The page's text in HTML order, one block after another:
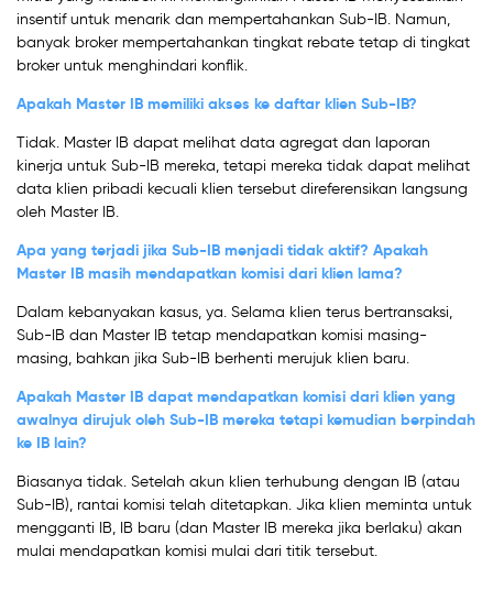
insentif untuk menarik dan mempertahankan Sub-IB. Namun,
banyak broker mempertahankan tingkat rebate tetap di tingkat
broker untuk menghindari konflik.
Apakah Master IB memiliki akses ke daftar klien Sub-IB?
Tidak. Master IB dapat melihat data agregat dan laporan
kinerja untuk Sub-IB mereka, tetapi mereka tidak dapat melihat
data klien pribadi kecuali klien tersebut direferensikan langsung
oleh Master IB.
Apa yang terjadi jika Sub-IB menjadi tidak aktif? Apakah
Master IB masih mendapatkan komisi dari klien lama?
Dalam kebanyakan kasus, ya. Selama klien terus bertransaksi,
Sub-IB dan Master IB tetap mendapatkan komisi masing-
masing, bahkan jika Sub-IB berhenti merujuk klien baru.
Apakah Master IB dapat mendapatkan komisi dari klien yang
awalnya dirujuk oleh Sub-IB mereka tetapi kemudian berpindah
ke IB lain?
Biasanya tidak. Setelah akun klien terhubung dengan IB (atau
Sub-IB), rantai komisi telah ditetapkan. Jika klien meminta untuk
mengganti IB, IB baru (dan Master IB mereka jika berlaku) akan
mulai mendapatkan komisi mulai dari titik tersebut.